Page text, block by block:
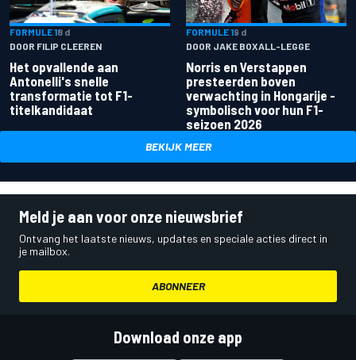
FORMULE 18 d
DOOR FILIP CLEEREN
Het opvallende aan
Antonelli's snelle
transformatie tot F1-
titelkandidaat
FORMULE 19 d
DOOR JAKE BOXALL-LEGGE
Norris en Verstappen
presteerden boven
verwachting in Hongarije -
symbolisch voor hun F1-
seizoen 2026
BEKIJK MEER
Meld je aan voor onze nieuwsbrief
Ontvang het laatste nieuws, updates en speciale acties direct in
je mailbox.
ABONNEER
Download onze app